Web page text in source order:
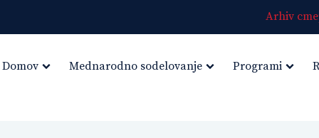
Arhiv
Domov Mednarodno sodelovanje Programi